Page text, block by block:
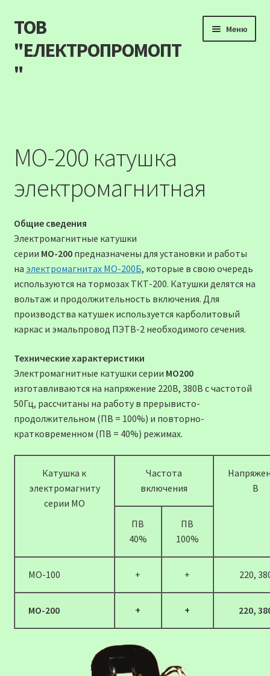
Перейти
до
навігації
Перейти
до
вмісту
ТОВ
"ЕЛЕКТРОПРОМОПТ
"
Меню
Прайс
Контакти
Про компанію
Карта сайту
МО-200 катушка
электромагнитная
Общие сведения
Электромагнитные катушки
серии МО-200предназначены для установки и работы
на электромагнитах МО-200Б, которые в свою очередь
используются на тормозах ТКТ-200. Катушки делятся на
вольтаж и продолжительность включения. Для
производства катушек используется карболитовый
каркас и эмальпровод ПЭТВ-2 необходимого сечения.
Технические характеристики
Электромагнитные катушки серии МО200
изготавливаются на напряжение 220В, 380В с частотой
50Гц, рассчитаны на работу в прерывисто-
продолжительном (ПВ = 100%) и повторно-
кратковременном (ПВ = 40%) режимах.
Катушка к
электромагниту
серии МО
Частота
включения
В
ПВ
40%
ПВ
100%
МО-100 + + 220,
МО-200 + + 220,